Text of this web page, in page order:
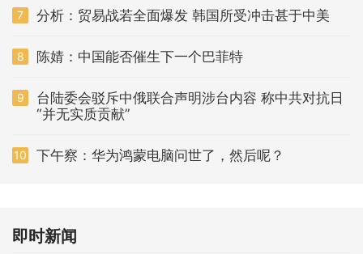
7 分析：贸易战若全面爆发 韩国所受冲击甚于中美
8 陈婧：中国能否催生下一个巴菲特
9
台陆委会驳斥中俄联合声明涉台内容 称中共对抗日
“并无实质贡献”
10 下午察：华为鸿蒙电脑问世了，然后呢？
即时新闻